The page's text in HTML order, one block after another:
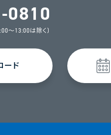
0810
～13:00は除く)
ード